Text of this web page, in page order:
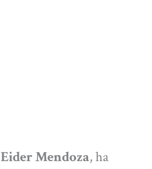
Eider Mendoza, ha